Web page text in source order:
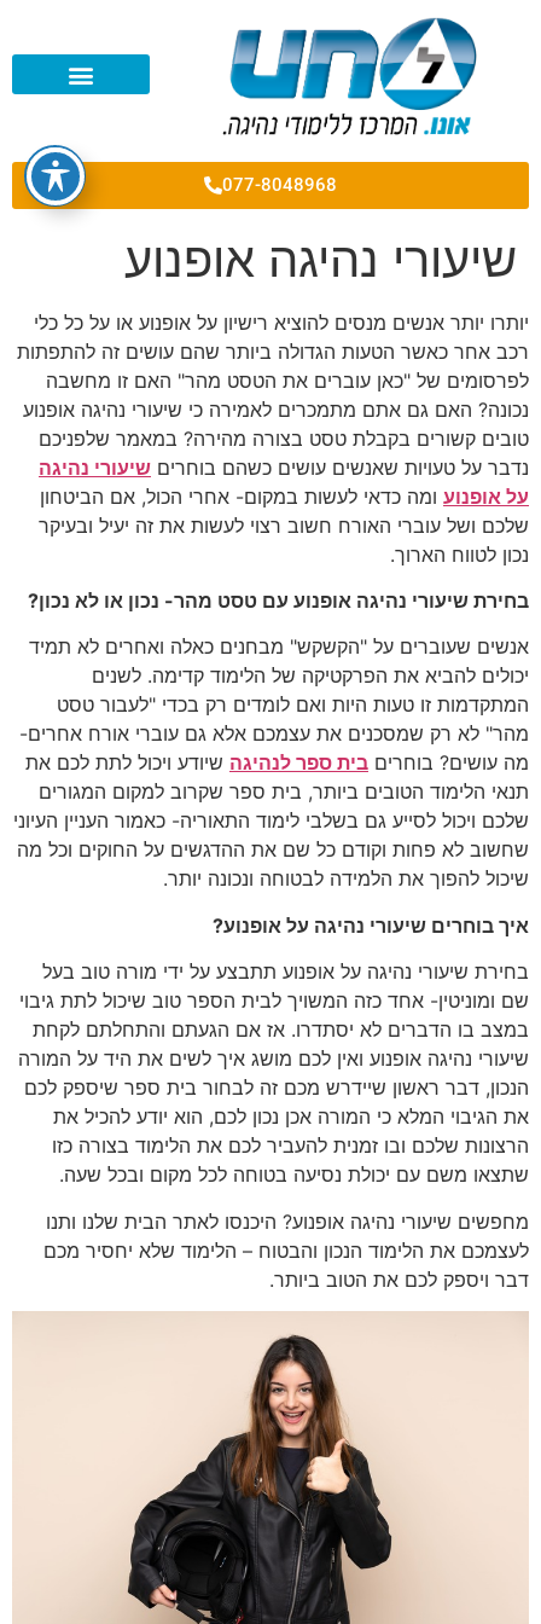
077-8048968
שיעורי נהיגה אופנוע
יותרו יותר אנשים מנסים להוציא רישיון על אופנוע או על כל כלי
רכב אחר כאשר הטעות הגדולה ביותר שהם עושים זה להתפתות
לפרסומים של "כאן עוברים את הטסט מהר" האם זו מחשבה
נכונה? האם גם אתם מתמכרים לאמירה כי שיעורי נהיגה אופנוע
טובים קשורים בקבלת טסט בצורה מהירה? במאמר שלפניכם
נדבר על טעויות שאנשים עושים כשהם בוחרים שיעורי נהיגה
על אופנוע ומה כדאי לעשות במקום- אחרי הכול, אם הביטחון
שלכם ושל עוברי האורח חשוב רצוי לעשות את זה יעיל ובעיקר
נכון לטווח הארוך.
בחירת שיעורי נהיגה אופנוע עם טסט מהר- נכון או לא נכון?
אנשים שעוברים על "הקשקש" מבחנים כאלה ואחרים לא תמיד
יכולים להביא את הפרקטיקה של הלימוד קדימה. לשנים
המתקדמות זו טעות היות ואם לומדים רק בכדי "לעבור טסט
מהר" לא רק שמסכנים את עצמכם אלא גם עוברי אורח אחרים-
מה עושים? בוחרים בית ספר לנהיגה שיודע ויכול לתת לכם את
תנאי הלימוד הטובים ביותר, בית ספר שקרוב למקום המגורים
שלכם ויכול לסייע גם בשלבי לימוד התאוריה- כאמור העניין העיוני
שחשוב לא פחות וקודם כל שם את ההדגשים על החוקים וכל מה
שיכול להפוך את הלמידה לבטוחה ונכונה יותר.
איך בוחרים שיעורי נהיגה על אופנוע?
בחירת שיעורי נהיגה על אופנוע תתבצע על ידי מורה טוב בעל
שם ומוניטין- אחד כזה המשויך לבית הספר טוב שיכול לתת גיבוי
במצב בו הדברים לא יסתדרו. אז אם הגעתם והתחלתם לקחת
שיעורי נהיגה אופנוע ואין לכם מושג איך לשים את היד על המורה
הנכון, דבר ראשון שיידרש מכם זה לבחור בית ספר שיספק לכם
את הגיבוי המלא כי המורה אכן נכון לכם, הוא יודע להכיל את
הרצונות שלכם ובו זמנית להעביר לכם את הלימוד בצורה כזו
שתצאו משם עם יכולת נסיעה בטוחה לכל מקום ובכל שעה.
מחפשים שיעורי נהיגה אופנוע? היכנסו לאתר הבית שלנו ותנו
לעצמכם את הלימוד הנכון והבטוח – הלימוד שלא יחסיר מכם
דבר ויספק לכם את הטוב ביותר.